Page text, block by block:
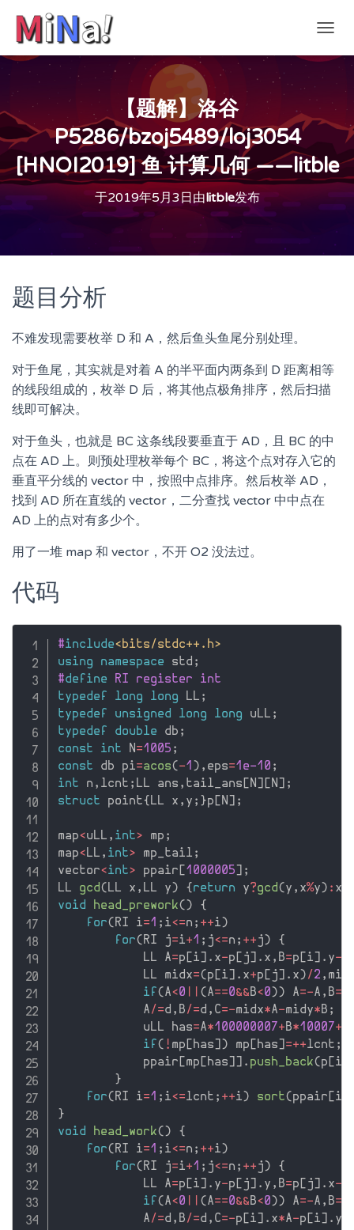
换
【题解】洛谷
P5286/bzoj5489/loj3054
[HNOI2019] 鱼 计算几何 ——litble
于2019年5月3日 由litble发布
题目分析
不难发现需要枚举 D 和 A，然后鱼头鱼尾分别处理。
对于鱼尾，其实就是对着 A 的半平面内两条到 D 距离相等
的线段组成的，枚举 D 后，将其他点极角排序，然后扫描
线即可解决。
对于鱼头，也就是 BC 这条线段要垂直于 AD，且 BC 的中
点在 AD 上。则预处理枚举每个 BC，将这个点对存入它的
垂直平分线的 vector 中，按照中点排序。然后枚举 AD，
找到 AD 所在直线的 vector，二分查找 vector 中中点在
AD 上的点对有多少个。
用了一堆 map 和 vector，不开 O2 没法过。
代码
#include<bits/stdc++.h>
using
namespace std ;
#define RI register int
typedef
long long LL ;
typedef
unsigned long long uLL ;
typedef
double db ;
const
int N=1005 ;
const db pi=acos(-1 ) , eps=1e-10 ;
int n , lcnt ; LL ans , tail_ans [N] [N] ;
struct point{LL x , y ; }p [N] ;
map<uLL , int> mp ;
map<LL , int> mp_tail ;
vector<int> ppair [1000005] ;
LL gcd(LL x , LL y) {return y ?gcd(y , x%y) : x
void
head_prework()
{
for(RI i=1 ; i<=n ; ++i)
for(RI j=i+1 ; j<=n ; ++ j)
{
            LL A
=p [i] . x-p [ j] . x , B=p [i] . y-
            LL midx
=(p [i] . x+p [ j] . x) / 2 ,
if (A<0 || (A==0&&B<0)) A=-A , B=
            A
/ =d , B / =d , C=-midx*A-midy*B ;
            uLL has
=A*100000007 +B*10007 +
if ( ! mp [has] ) mp [has] =++lcnt ;
            ppair
[mp [has] ] . push_back(p [i
}
for(RI i=1 ; i<=lcnt ; ++i) sort(ppair [i
}
void
head_work()
{
for(RI i=1 ; i<=n ; ++i)
for(RI j=i+1 ; j<=n ; ++ j)
{
            LL A
=p [i] . y-p [ j] . y , B=p [ j] . x-
if (A<0 || (A==0&&B<0)) A=-A , B=
            A
/ =d , B / =d , C=-p [i] . x*A-p [i] . y